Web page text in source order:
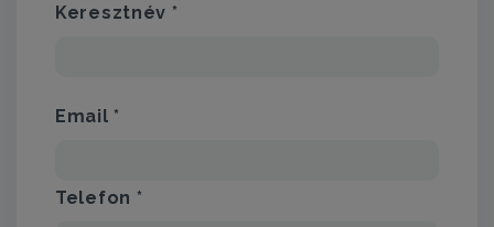
Keresztnév *
Email *
Telefon *